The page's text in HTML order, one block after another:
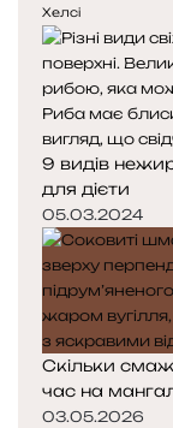
Хелсі
9 видів
для дієти
05.03.2024
Скільки
час на
03.05.2026